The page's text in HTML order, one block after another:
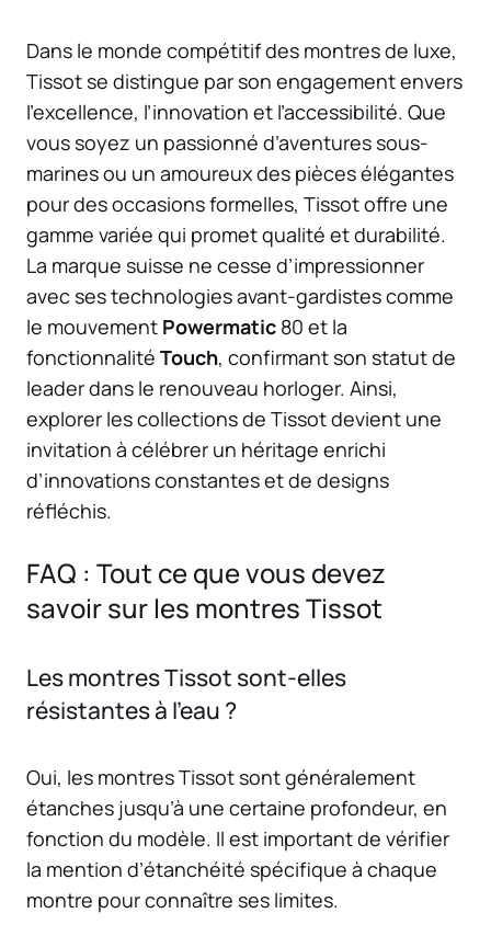
Dans le monde compétitif des montres de luxe,
Tissot se distingue par son engagement envers
l’excellence, l’innovation et l’accessibilité. Que
vous soyez un passionné d’aventures sous-
marines ou un amoureux des pièces élégantes
pour des occasions formelles, Tissot offre une
gamme variée qui promet qualité et durabilité.
La marque suisse ne cesse d’impressionner
avec ses technologies avant-gardistes comme
le mouvement Powermatic 80 et la
fonctionnalité Touch, confirmant son statut de
leader dans le renouveau horloger. Ainsi,
explorer les collections de Tissot devient une
invitation à célébrer un héritage enrichi
d’innovations constantes et de designs
réfléchis.
FAQ : Tout ce que vous devez
savoir sur les montres Tissot
Les montres Tissot sont-elles
résistantes à l’eau ?
Oui, les montres Tissot sont généralement
étanches jusqu’à une certaine profondeur, en
fonction du modèle. Il est important de vérifier
la mention d’étanchéité spécifique à chaque
montre pour connaître ses limites.